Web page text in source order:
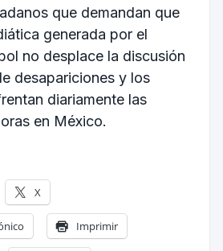
que demandan que
generada por el
no desplace la discusión
desapariciones y los
diariamente las
en México.
X
Imprimir